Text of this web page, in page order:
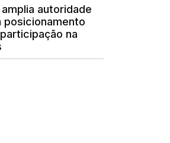
autoridade
na